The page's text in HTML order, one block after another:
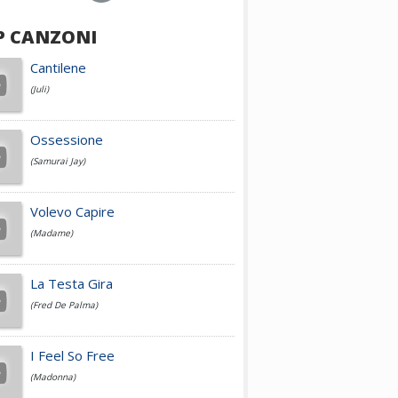
Achille Lauro
Cesare Cremonini
Jovanotti
Fedez
Simone Cristicchi
CANZONI
Cantilene
(Juli)
Ossessione
(Samurai Jay)
Volevo Capire
(Madame)
La Testa Gira
(Fred De Palma)
I Feel So Free
(Madonna)